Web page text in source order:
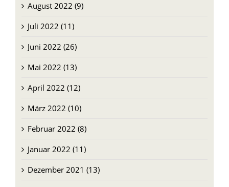
August 2022 (9)
Juli 2022 (11)
Juni 2022 (26)
Mai 2022 (13)
April 2022 (12)
März 2022 (10)
Februar 2022 (8)
Januar 2022 (11)
Dezember 2021 (13)